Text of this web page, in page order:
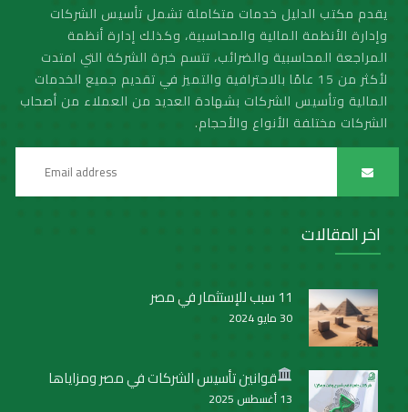
يقدم مكتب الدليل خدمات متكاملة تشمل تأسيس الشركات
وإدارة الأنظمة المالية والمحاسبية، وكذلك إدارة أنظمة
المراجعة المحاسبية والضرائب، تتسم خبرة الشركة التي امتدت
لأكثر من 15 عامًا بالاحترافية والتميز في تقديم جميع الخدمات
المالية وتأسيس الشركات بشهادة العديد من العملاء من أصحاب
الشركات مختلفة الأنواع والأحجام.
اخر المقالات
11 سبب للإستثمار في مصر
30 مايو 2024
قوانين تأسيس الشركات في مصر ومزاياها
13 أغسطس 2025